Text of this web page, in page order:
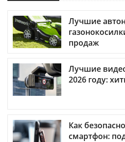
Лучшие
продаж
Лучшие
2026 году:
Как
смартфон: